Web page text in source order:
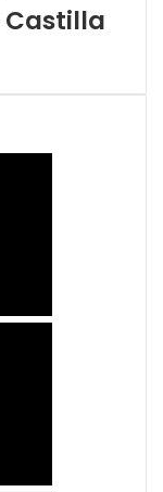
Castilla